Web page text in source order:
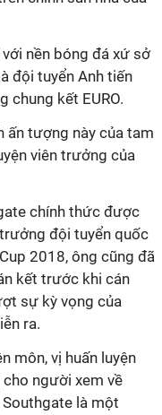
nền bóng đá xứ sở
đội tuyển Anh tiến
chung kết EURO.
ấn tượng này của tam
viên trưởng của
chính thức được
đội tuyển quốc
2018, ông cũng đã
kết trước khi cán
sự kỳ vọng của
ra.
môn, vị huấn luyện
người xem về
là một